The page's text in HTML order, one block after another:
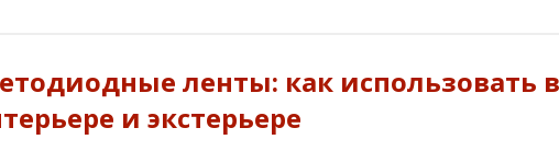
ленты: как использовать в
и экстерьере